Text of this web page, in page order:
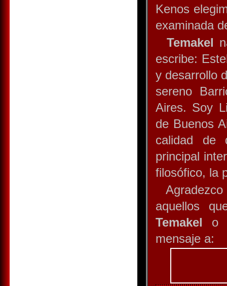
Kenos
examinada
Temakel
escribe:
y desarrollo
sereno
Aires. Soy
de Buenos
calidad de
principal
filosófico, la
aquellos
Temakel o
mensaje a: